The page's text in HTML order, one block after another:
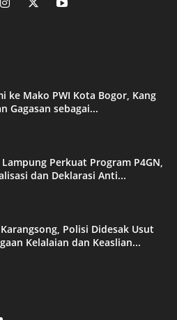
ke Mako PWI Kota Bogor, Kang
Gagasan sebagai...
Lampung Perkuat Program P4GN,
dan Deklarasi Anti...
Polisi Didesak Usut
Kelalaian dan Keaslian...